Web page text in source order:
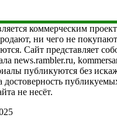
коммерческим
ни чего не
Сайт представляет
news.rambler.ru,
публикуются без
достоверность
не несёт.